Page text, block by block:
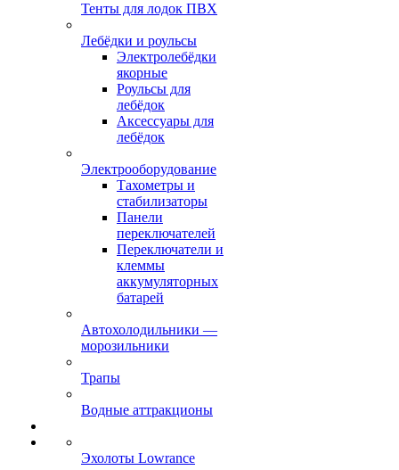
Тенты для лодок ПВХ
Лебёдки и роульсы
Электролебёдки
якорные
Роульсы для
лебёдок
Аксессуары для
лебёдок
Электрооборудование
Тахометры и
стабилизаторы
Панели
переключателей
Переключатели и
клеммы
аккумуляторных
батарей
Автохолодильники —
морозильники
Трапы
Водные аттракционы
Эхолоты Lowrance